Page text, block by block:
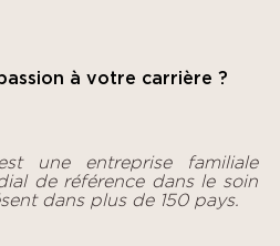
à votre carrière ?
une entreprise familiale
de référence dans le soin
dans plus de 150 pays.